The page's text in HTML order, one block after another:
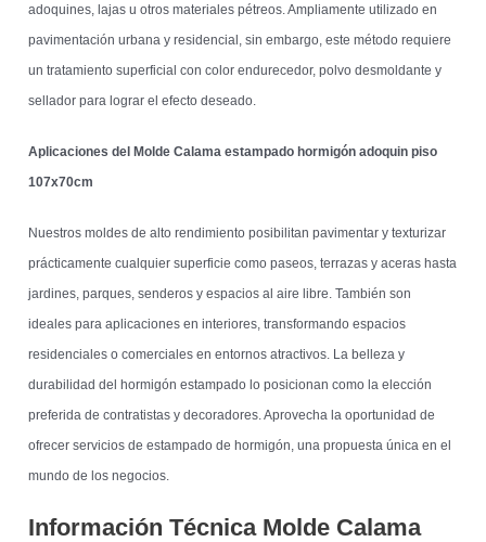
adoquines, lajas u otros materiales pétreos. Ampliamente utilizado en
pavimentación urbana y residencial, sin embargo, este método requiere
un tratamiento superficial con color endurecedor, polvo desmoldante y
sellador para lograr el efecto deseado.
Aplicaciones del Molde Calama estampado hormigón adoquin piso
107x70cm
Nuestros moldes de alto rendimiento posibilitan pavimentar y texturizar
prácticamente cualquier superficie como paseos, terrazas y aceras hasta
jardines, parques, senderos y espacios al aire libre. También son
ideales para aplicaciones en interiores, transformando espacios
residenciales o comerciales en entornos atractivos. La belleza y
durabilidad del hormigón estampado lo posicionan como la elección
preferida de contratistas y decoradores. Aprovecha la oportunidad de
ofrecer servicios de estampado de hormigón, una propuesta única en el
mundo de los negocios.
Información Técnica Molde Calama